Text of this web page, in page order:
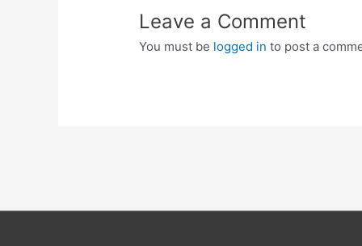
Leave a Comment
You must be logged in to post a